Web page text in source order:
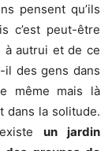
pensent qu’ils
c’est peut-être
à autrui et de ce
des gens dans
même mais là
dans la solitude.
existeun jardin